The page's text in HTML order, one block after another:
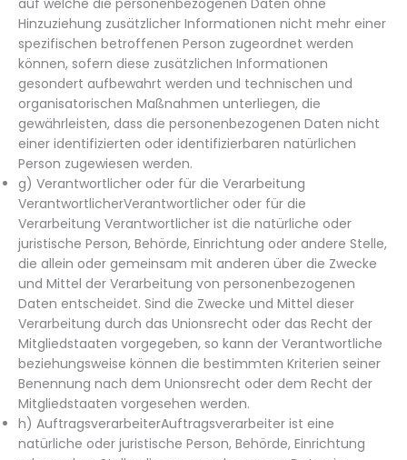
Hinzuziehung zusätzlicher Informationen nicht mehr einer
spezifischen betroffenen Person zugeordnet werden
können, sofern diese zusätzlichen Informationen
gesondert aufbewahrt werden und technischen und
organisatorischen Maßnahmen unterliegen, die
gewährleisten, dass die personenbezogenen Daten nicht
einer identifizierten oder identifizierbaren natürlichen
Person zugewiesen werden.
g) Verantwortlicher oder für die Verarbeitung
VerantwortlicherVerantwortlicher oder für die
Verarbeitung Verantwortlicher ist die natürliche oder
juristische Person, Behörde, Einrichtung oder andere Stelle,
die allein oder gemeinsam mit anderen über die Zwecke
und Mittel der Verarbeitung von personenbezogenen
Daten entscheidet. Sind die Zwecke und Mittel dieser
Verarbeitung durch das Unionsrecht oder das Recht der
Mitgliedstaaten vorgegeben, so kann der Verantwortliche
beziehungsweise können die bestimmten Kriterien seiner
Benennung nach dem Unionsrecht oder dem Recht der
Mitgliedstaaten vorgesehen werden.
h) AuftragsverarbeiterAuftragsverarbeiter ist eine
natürliche oder juristische Person, Behörde, Einrichtung